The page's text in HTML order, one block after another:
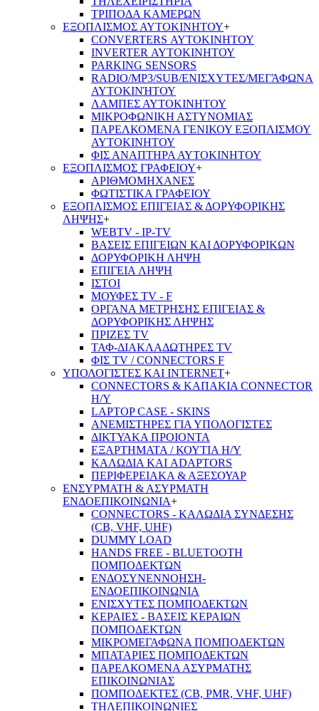
ΤΡΙΠΟΔΑ ΚΑΜΕΡΩΝ
ΕΞΟΠΛΙΣΜΟΣ ΑΥΤΟΚΙΝΗΤΟΥ+
CONVERTERS ΑΥΤΟΚΙΝΗΤΟΥ
INVERTER ΑΥΤΟΚΙΝΗΤΟΥ
PARKING SENSORS
RADIO/MP3/SUB/ΕΝΙΣΧΥΤΕΣ/ΜΕΓΆΦΩΝΑ
ΑΥΤΟΚΙΝΉΤΟΥ
ΛΑΜΠΕΣ ΑΥΤΟΚΙΝΗΤΟΥ
ΜΙΚΡΟΦΩΝΙΚΗ ΑΣΤΥΝΟΜΙΑΣ
ΠΑΡΕΛΚΟΜΕΝΑ ΓΕΝΙΚΟΥ ΕΞΟΠΛΙΣΜΟΥ
ΑΥΤΟΚΙΝΗΤΟΥ
ΦΙΣ ΑΝΑΠΤΗΡΑ ΑΥΤΟΚΙΝΗΤΟΥ
ΕΞΟΠΛΙΣΜΟΣ ΓΡΑΦΕΙΟΥ+
ΑΡΙΘΜΟΜΗΧΑΝΕΣ
ΦΩΤΙΣΤΙΚΑ ΓΡΑΦΕΙΟΥ
ΕΞΟΠΛΙΣΜΟΣ ΕΠΙΓΕΙΑΣ & ΔΟΡΥΦΟΡΙΚΗΣ
ΛΗΨΗΣ+
WEBTV - IP-TV
ΒΑΣΕΙΣ ΕΠΙΓΕΙΩΝ ΚΑΙ ΔΟΡΥΦΟΡΙΚΩΝ
ΔΟΡΥΦΟΡΙΚΗ ΛΗΨΗ
ΕΠΙΓΕΙA ΛΗΨΗ
ΙΣΤΟΙ
ΜΟΥΦΕΣ TV - F
ΟΡΓΑΝΑ ΜΕΤΡΗΣΗΣ ΕΠΙΓΕΙΑΣ &
ΔΟΡΥΦΟΡΙΚΗΣ ΛΗΨΗΣ
ΠΡΙΖΕΣ TV
ΤΑΦ-ΔΙΑΚΛΑΔΩΤΗΡΕΣ TV
ΦΙΣ TV / CONNECTORS F
ΥΠΟΛΟΓΙΣΤΕΣ ΚΑΙ INTERNET+
CONNECTORS & ΚΑΠΑΚΙΑ CONNECTOR
Η/Υ
LAPTOP CASE - SKINS
ΑΝΕΜΙΣΤΗΡΕΣ ΓΙΑ ΥΠΟΛΟΓΙΣΤΕΣ
ΔΙΚΤΥΑΚΑ ΠΡΟΙΟΝΤΑ
ΕΞΑΡΤΗΜΑΤΑ / ΚΟΥΤΙΑ Η/Υ
ΚΑΛΩΔΙΑ ΚΑΙ ADAPTORS
ΠΕΡΙΦΕΡΕΙΑΚΑ & ΑΞΕΣΟΥΑΡ
ΕΝΣΥΡΜΑΤΗ & ΑΣΥΡΜΑΤΗ
ΕΝΔΟΕΠΙΚΟΙΝΩΝΙΑ+
CONNECTORS - ΚΑΛΩΔΙΑ ΣΥΝΔΕΣΗΣ
(CB, VHF, UHF)
DUMMY LOAD
HANDS FREE - BLUETOOTH
ΠΟΜΠΟΔΕΚΤΩΝ
ΕΝΔΟΣΥΝΕΝΝΟΗΣΗ-
ΕΝΔΟΕΠΙΚΟΙΝΩΝΙΑ
ΕΝΙΣΧΥΤΕΣ ΠΟΜΠΟΔΕΚΤΩΝ
ΚΕΡΑΙΕΣ - ΒΑΣΕΙΣ ΚΕΡΑΙΩΝ
ΠΟΜΠΟΔΕΚΤΩΝ
ΜΙΚΡΟΜΕΓΑΦΩΝΑ ΠΟΜΠΟΔΕΚΤΩΝ
ΜΠΑΤΑΡΙΕΣ ΠΟΜΠΟΔΕΚΤΩΝ
ΠΑΡΕΛΚΟΜΕΝΑ ΑΣΥΡΜΑΤΗΣ
ΕΠΙΚΟΙΝΩΝΙΑΣ
ΠΟΜΠΟΔΕΚΤΕΣ (CB, PMR, VHF, UHF)
ΤΗΛΕΠΙΚΟΙΝΩΝΙΕΣ